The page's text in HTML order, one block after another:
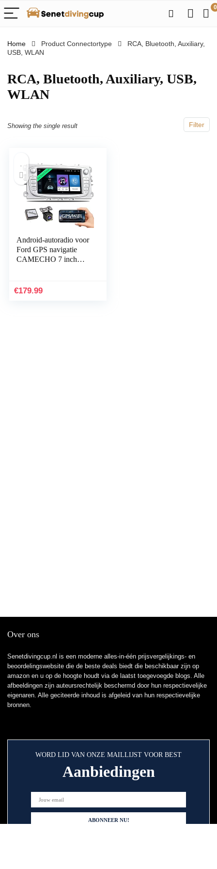
0
Home Product Connectortype
‎RCA, Bluetooth, Auxiliary,
USB, WLAN
‎RCA, Bluetooth, Auxiliary, USB,
WLAN
Filter
Showing the single result
Android-autoradio voor
Ford GPS navigatie
CAMECHO 7 inch
Bluetooth FM Dual…
€179.99
Over ons
Senetdivingcup.nl is een moderne alles-in-één prijsvergelijkings- en
beoordelingswebsite die de beste deals biedt die beschikbaar zijn op
amazon en u op de hoogte houdt via de laatst toegevoegde blogs. Alle
afbeeldingen zijn auteursrechtelijk beschermd door hun respectievelijke
eigenaren. Alle geciteerde inhoud is afgeleid van hun respectievelijke
bronnen.
WORD LID VAN ONZE MAILLIJST VOOR BEST
Aanbiedingen